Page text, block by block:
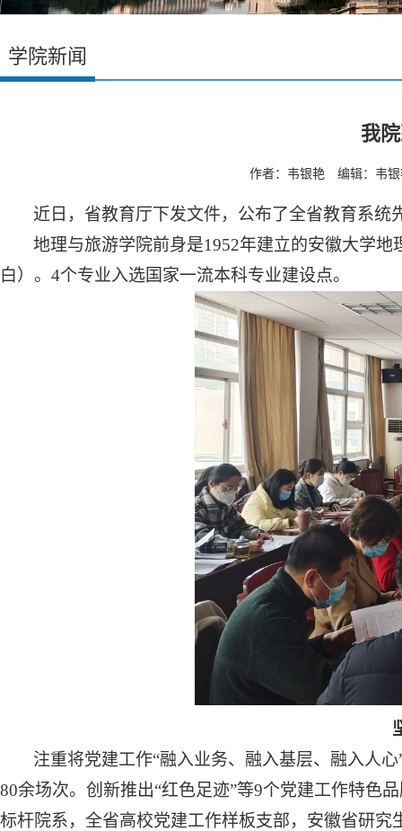
学院新闻
我
作者：韦银艳 编辑：韦
近日，省教育厅下发文件，公布了全省教育系统
地理与旅游学院前身是1952年建立的安徽大学地
白）。4个专业入选国家一流本科专业建设点。
注重将党建工作“融入业务、融入基层、融入人
80余场次。创新推出“红色足迹”等9个党建工作特色
标杆院系，全省高校党建工作样板支部，安徽省研